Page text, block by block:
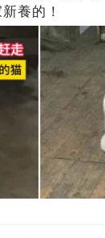
養的！